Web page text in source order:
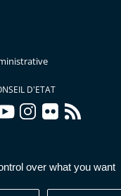
over what you want
D'ETAT
instagram
flickr rss
Données
-Accessibilité :